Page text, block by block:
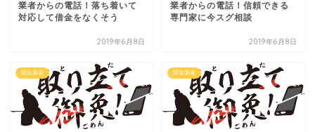
業者からの電話！落ち着いて
対応して借金をなくそう
2019年6月8日
業者からの電話！信頼できる
専門家に今スグ相談
2019年6月8日
闇金業者 闇金業者